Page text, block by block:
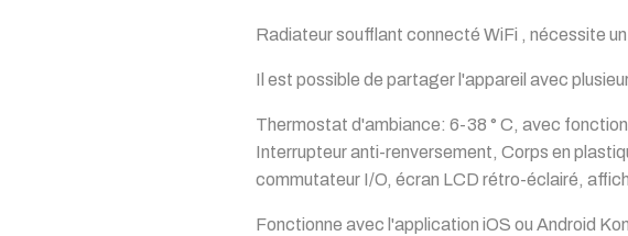
Radiateur soufflant connecté WiFi , nécessite
Il est possible de partager l'appareil avec
Thermostat d'ambiance: 6-38 ° C, avec
Interrupteur anti-renversement, Corps en
commutateur I/O, écran LCD rétro-éclairé,
Fonctionne avec l'application iOS ou Android